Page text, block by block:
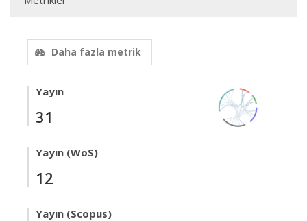
Daha fazla metrik
Yayın
31
Yayın (WoS)
12
Yayın (Scopus)